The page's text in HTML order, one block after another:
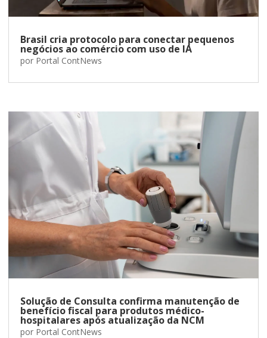
Brasil cria protocolo para conectar pequenos
negócios ao comércio com uso de IA
por Portal ContNews
Solução de Consulta confirma manutenção de
benefício fiscal para produtos médico-
hospitalares após atualização da NCM
por Portal ContNews